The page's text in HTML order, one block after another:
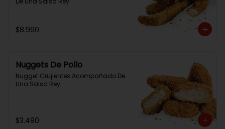
$8.990
Nuggets De Pollo
Nugget Crujientes Acompañado De
Una Salsa Rey.
$3.490